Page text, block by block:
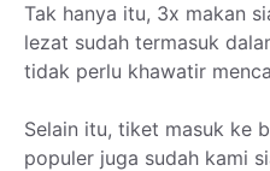
Tak hanya itu, 3x makan
lezat sudah termasuk
tidak perlu khawatir
Selain itu, tiket masuk ke
populer juga sudah kami